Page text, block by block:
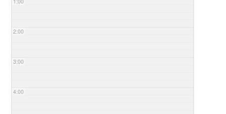
2:00
3:00
4:00